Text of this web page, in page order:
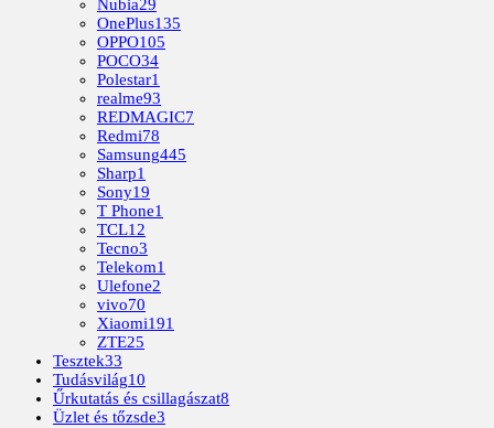
Nubia29
OnePlus135
OPPO105
POCO34
Polestar1
realme93
REDMAGIC7
Redmi78
Samsung445
Sharp1
Sony19
T Phone1
TCL12
Tecno3
Telekom1
Ulefone2
vivo70
Xiaomi191
ZTE25
Tesztek33
Tudásvilág10
Űrkutatás és csillagászat8
Üzlet és tőzsde3